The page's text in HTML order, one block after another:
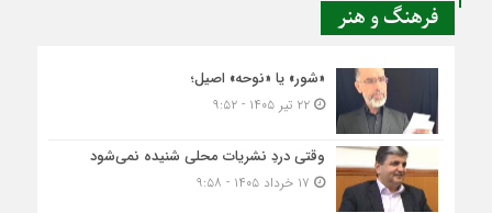
فرهنگ و هنر
«شور» یا «نوحه» اصیل؛
۲۲ تیر ۱۴۰۵ - ۹:۵۲
وقتی دردِ نشریات محلی شنیده نمی‌شود